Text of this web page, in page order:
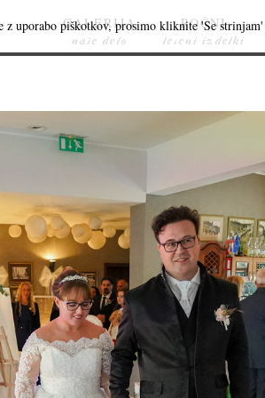
GALERIJA
naše delo
ROČNI
leseni izdelki
uporabo piškotkov, prosimo kliknite 'Se